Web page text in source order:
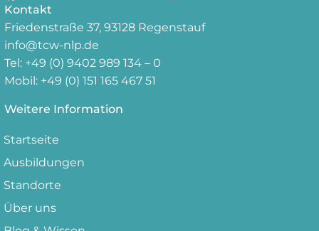
Kontakt
Friedenstraße 37, 93128 Regenstauf
info@tcw-nlp.de
Tel: +49 (0) 9402 989 134 – 0
Mobil: +49 (0) 151 165 467 51
Weitere Information
Startseite
Ausbildungen
Standorte
Über uns